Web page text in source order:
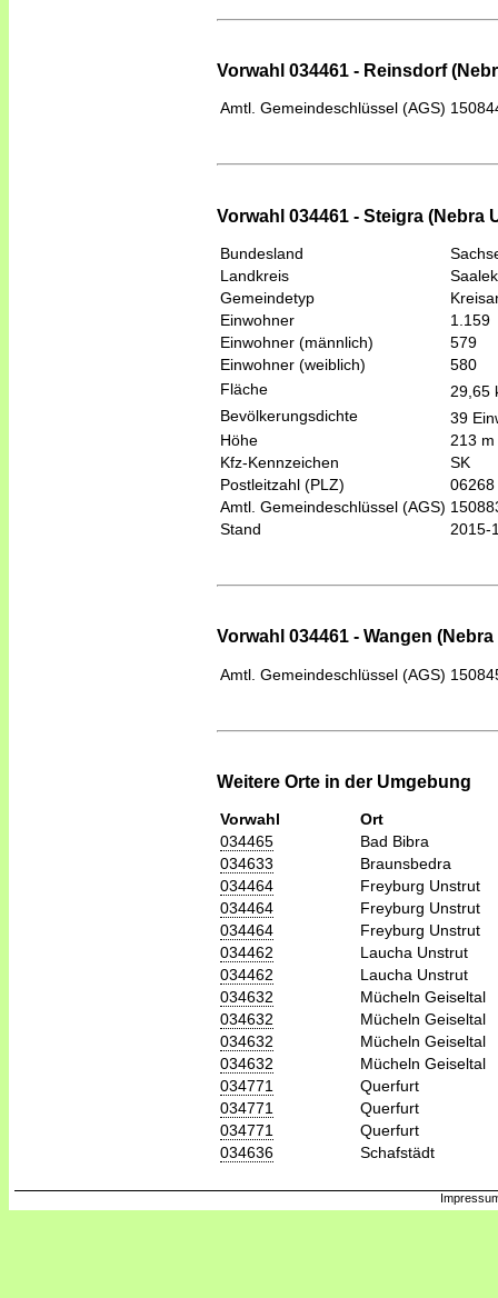
Vorwahl 034461 - Reinsdorf
Amtl. Gemeindeschlüssel (AGS)
Vorwahl 034461 - Steigra (Nebra
Bundesland
Landkreis
Gemeindetyp
Einwohner
1.159
Einwohner (männlich)
579
Einwohner (weiblich)
580
Fläche
29,65
Bevölkerungsdichte
39
Höhe
213
Kfz-Kennzeichen
SK
Postleitzahl (PLZ)
06268
Amtl. Gemeindeschlüssel (AGS)
Stand
2015-
Vorwahl 034461 - Wangen
Amtl. Gemeindeschlüssel (AGS)
Weitere Orte in der Umgebung
Vorwahl
Ort
034465
Bad Bibra
034633
Braunsbedra
034464
Freyburg Unstrut
034464
Freyburg Unstrut
034464
Freyburg Unstrut
034462
Laucha Unstrut
034462
Laucha Unstrut
034632
Mücheln Geiseltal
034632
Mücheln Geiseltal
034632
Mücheln Geiseltal
034632
Mücheln Geiseltal
034771
Querfurt
034771
Querfurt
034771
Querfurt
034636
Schafstädt